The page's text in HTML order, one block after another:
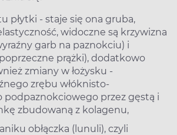
płytki - staje się ona gruba,
widoczne są krzywizna
garb na paznokciu) i
prążki), dodatkowo
zmiany w łożysku -
zrębu włóknisto-
podpaznokciowego przez gęstą i
zbudowaną z kolagenu,
obłączka (lunuli), czyli